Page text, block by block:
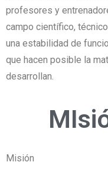
profesores y
campo científico,
una estabilidad de
que hacen posible la
desarrollan.
Misión